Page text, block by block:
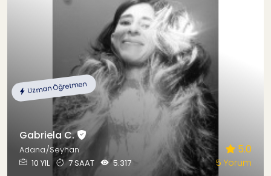
Uzman Öğretmen
Gabriela C.
Adana/Seyhan
10 YIL
7 SAAT 5.317
5.0
5 Yorum